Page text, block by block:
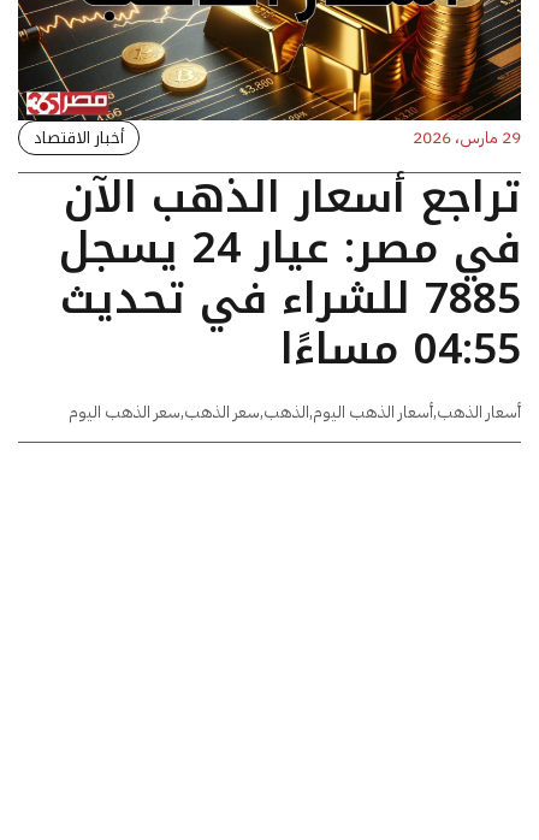
29 مارس، 2026 أخبار الاقتصاد
تراجع أسعار الذهب الآن
في مصر: عيار 24 يسجل
7885 للشراء في تحديث
04:55 مساءًا
أسعار الذهب,أسعار الذهب اليوم,الذهب,سعر الذهب,سعر الذهب اليوم